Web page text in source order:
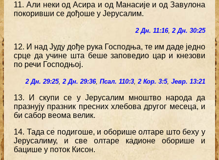
11. Али неки од Асира и од Манасије и од Завулона
покоривши се дођоше у Јерусалим.
2 Дн. 11:16,2 Дн. 30:25
12. И над Јуду дође рука Господња, те им даде једно
срце да учине шта беше заповедио цар и кнезови
по речи Господњој.
2 Дн. 29:25,2 Дн. 29:36, Псал. 110:3,2 Кор. 3:5, Јевр. 13:21
13. И скупи се у Јерусалим мноштво народа да
празнују празник пресних хлебова другог месеца, и
би сабор веома велик.
14. Тада се подигоше, и оборише олтаре што беху у
Јерусалиму, и све олтаре кадионе оборише и
бацише у поток Кисон.